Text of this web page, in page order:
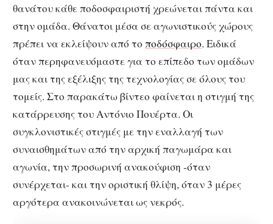
θανάτου κάθε ποδοσφαιριστή χρεώνεται πάντα και
στην ομάδα. Θάνατοι μέσα σε αγωνιστικούς χώρους
πρέπει να εκλείψουν από το ποδόσφαιρο. Ειδικά
όταν περηφανευόμαστε για το επίπεδο των ομάδων
μας και της εξέλιξης της τεχνολογίας σε όλους του
τομείς. Στο παρακάτω βίντεο φαίνεται η στιγμή της
κατάρρευσης του Αντόνιο Πουέρτα. Οι
συγκλονιστικές στιγμές με την εναλλαγή των
συναισθημάτων από την αρχική παγωμάρα και
αγωνία, την προσωρινή ανακούφιση -όταν
συνέρχεται- και την οριστική θλίψη, όταν 3 μέρες
αργότερα ανακοινώνεται ως νεκρός.